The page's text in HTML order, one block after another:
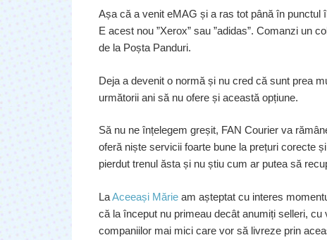
Așa că a venit eMAG și a ras tot până în
E acest nou ”Xerox” sau ”adidas”. Comanzi un
de la Poșta Panduri.
Deja a devenit o normă și nu cred că sunt prea
următorii ani să nu ofere și această opțiune.
Să nu ne înțelegem greșit, FAN Courier va
oferă niște servicii foarte bune la prețuri corecte
pierdut trenul ăsta și nu știu cum ar putea să
LaAceeași Mărieam așteptat cu interes
că la început nu primeau decât anumiți selleri,
companiilor mai mici care vor să livreze prin